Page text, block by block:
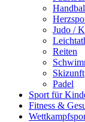
Judo /
Reiten
Skizunft
Padel
Sport für
Fitness &